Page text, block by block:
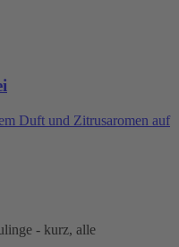
Duft und Zitrusaromen auf
- kurz, alle